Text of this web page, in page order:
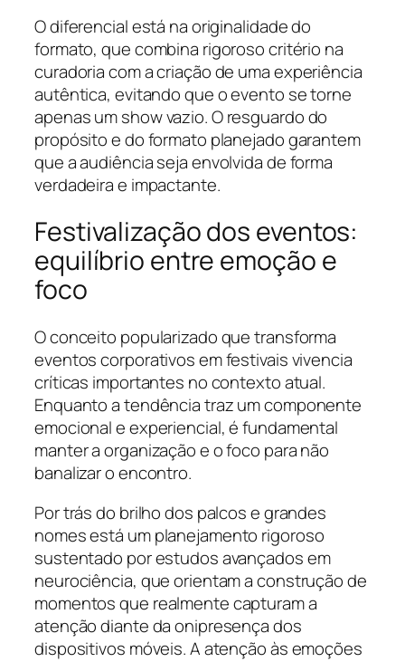
O diferencial está na originalidade do
formato, que combina rigoroso critério na
curadoria com a criação de uma experiência
autêntica, evitando que o evento se torne
apenas um show vazio. O resguardo do
propósito e do formato planejado garantem
que a audiência seja envolvida de forma
verdadeira e impactante.
Festivalização dos eventos:
equilíbrio entre emoção e
foco
O conceito popularizado que transforma
eventos corporativos em festivais vivencia
críticas importantes no contexto atual.
Enquanto a tendência traz um componente
emocional e experiencial, é fundamental
manter a organização e o foco para não
banalizar o encontro.
Por trás do brilho dos palcos e grandes
nomes está um planejamento rigoroso
sustentado por estudos avançados em
neurociência, que orientam a construção de
momentos que realmente capturam a
atenção diante da onipresença dos
dispositivos móveis. A atenção às emoções